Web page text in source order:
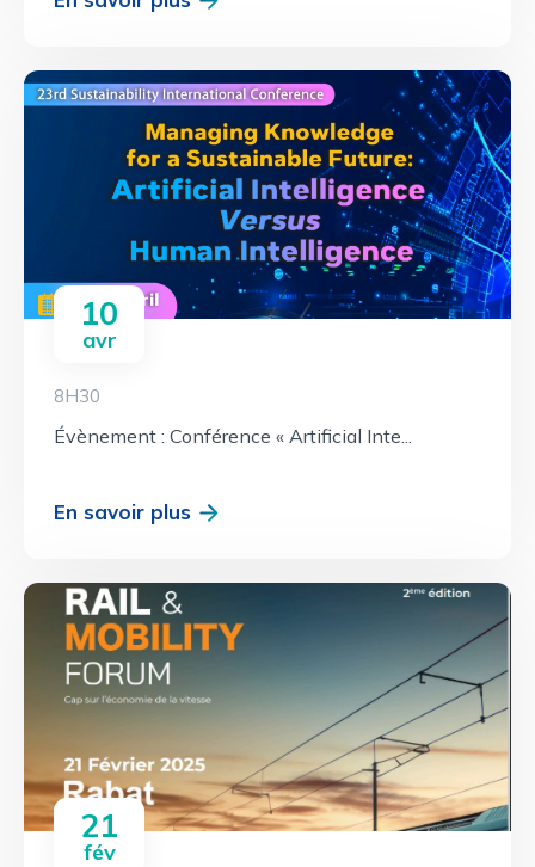
10
avr
8H30
Évènement : Conférence « Artificial Inte...
En savoir plus
21
fév